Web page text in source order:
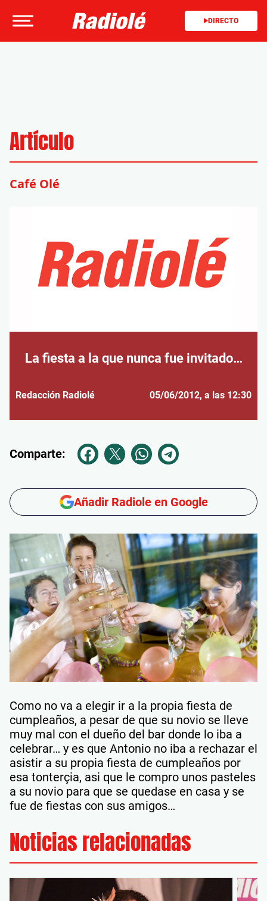
DIRECTO
Artículo
Café Olé
La fiesta a la que nunca fue invitado…
Redacción Radiolé 05/06/2012, a las 12:30
Comparte:
Añadir Radiole en Google
Como no va a elegir ir a la propia fiesta de
cumpleaños, a pesar de que su novio se lleve
muy mal con el dueño del bar donde lo iba a
celebrar… y es que Antonio no iba a rechazar el
asistir a su propia fiesta de cumpleaños por
esa tonterçia, asi que le compro unos pasteles
a su novio para que se quedase en casa y se
fue de fiestas con sus amigos…
Noticias relacionadas